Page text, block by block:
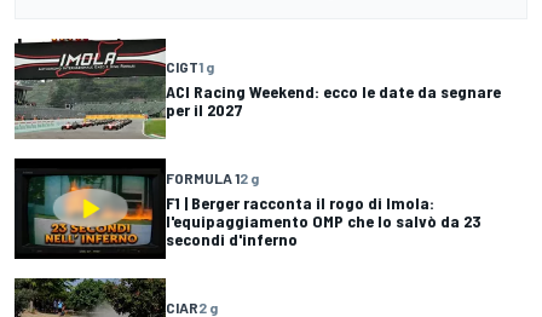
CIGT1 g
ACI Racing Weekend: ecco le date da segnare
per il 2027
FORMULA 12 g
F1 | Berger racconta il rogo di Imola:
l'equipaggiamento OMP che lo salvò da 23
secondi d'inferno
CIAR2 g